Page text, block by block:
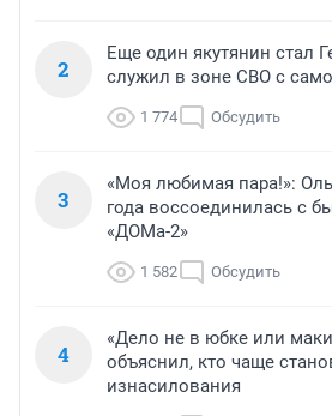
2
Еще один якутянин стал
служил в зоне СВО с
1 774 Обсудить
3
«Моя любимая пара!»:
года воссоединилась с
«ДОМа-2»
1 582 Обсудить
4
«Дело не в юбке или
объяснил, кто чаще
изнасилования